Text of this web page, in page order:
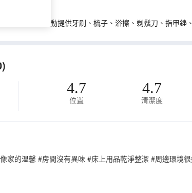
住宿業不得主動提供牙刷、梳子、浴擦、剃鬚刀、指甲銼
4.7
位置
4.7
清潔度
家的温馨 #房間沒有異味 #床上用品乾淨整潔 #周邊環境